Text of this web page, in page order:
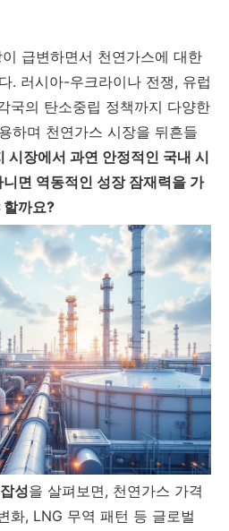
급변하면서 천연가스에 대한
. 러시아-우크라이나 전쟁, 유럽
국의 탄소중립 정책까지 다양한
하며 천연가스 시장을 뒤흔들
시장에서 과연 안정적인 국내 시
면 역동적인 성장 잠재력을 가
할까요?
성을 살펴보면, 천연가스 가격
화, LNG 무역 패턴 등 글로벌